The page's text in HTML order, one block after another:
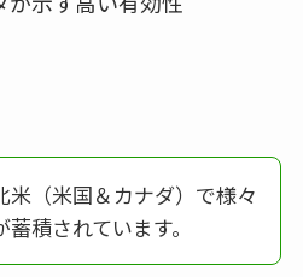
（米国＆カナダ）で様々
積されています。